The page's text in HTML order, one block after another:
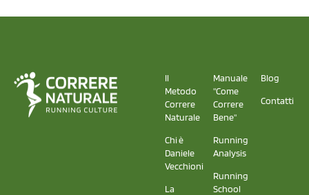
Il
Metodo
Correre
Naturale
Chi è
Daniele
Vecchioni
La
Manuale
"Come
Correre
Bene"
Running
Analysis
Running
School
Blog
Contatti